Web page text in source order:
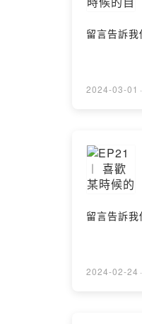
留言告訴
2024-03-01 ·
留言告訴
2024-02-24 ·